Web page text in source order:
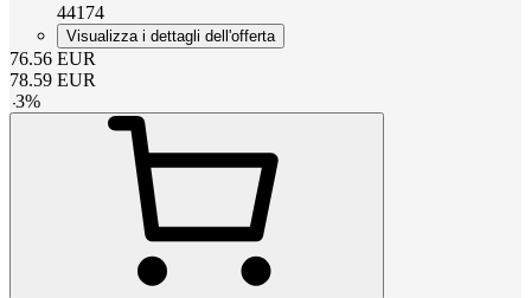
44174
Visualizza i dettagli dell'offerta
76.56 EUR
78.59 EUR
-3%